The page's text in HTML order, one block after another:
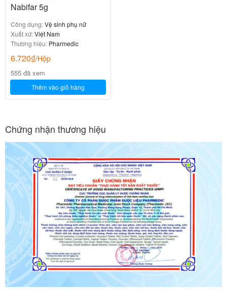
Nabifar 5g
Công dụng:Vệ sinh phụ nữ
Xuất xứ:Việt Nam
Thương hiệu: Pharmedic
6.720₫/Hộp
555 đã xem
Thêm vào giỏ hàng
Chứng nhận thương hiệu